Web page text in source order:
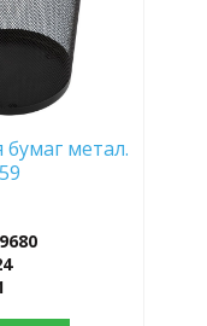
бумаг метал.